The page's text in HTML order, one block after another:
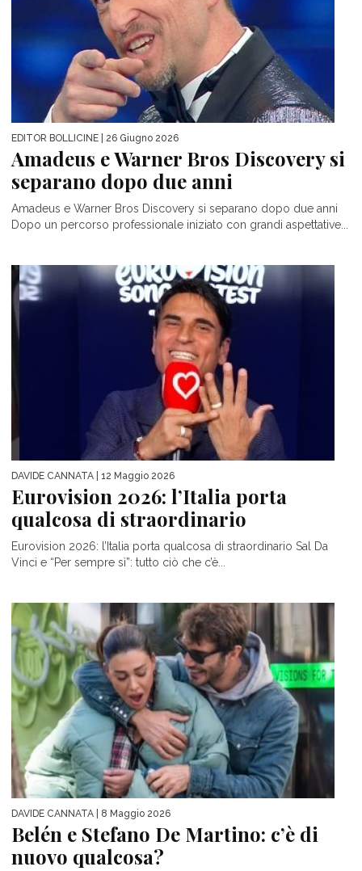
EDITOR BOLLICINE | 26 Giugno 2026
Amadeus e Warner Bros Discovery si
separano dopo due anni
Amadeus e Warner Bros Discovery si separano dopo due anni
Dopo un percorso professionale iniziato con grandi aspettative...
DAVIDE CANNATA | 12 Maggio 2026
Eurovision 2026: l’Italia porta
qualcosa di straordinario
Eurovision 2026: l’Italia porta qualcosa di straordinario Sal Da
Vinci e “Per sempre sì”: tutto ciò che c’è...
DAVIDE CANNATA | 8 Maggio 2026
Belén e Stefano De Martino: c’è di
nuovo qualcosa?